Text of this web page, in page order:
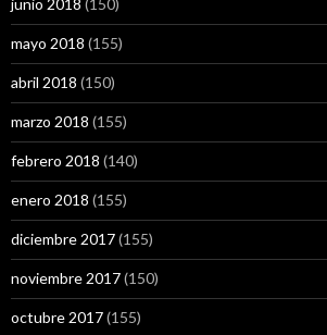
junio 2018 (150)
mayo 2018 (155)
abril 2018 (150)
marzo 2018 (155)
febrero 2018 (140)
enero 2018 (155)
diciembre 2017(155)
noviembre 2017(150)
octubre 2017(155)